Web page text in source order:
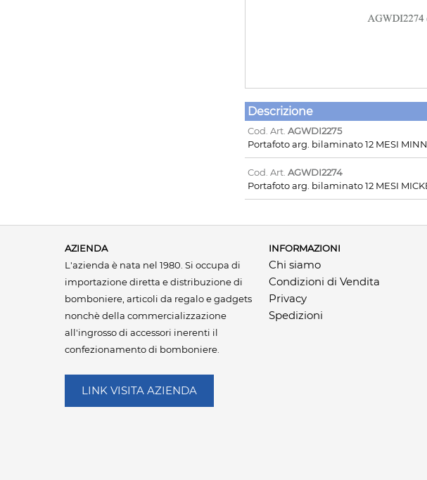
Descrizione
Cod. Art. AGWDI2275
Portafoto arg. bilaminato 12 MESI
Cod. Art. AGWDI2274
Portafoto arg. bilaminato 12 MESI
AZIENDA
L'azienda è nata nel 1980. Si occupa di
importazione diretta e distribuzione di
bomboniere, articoli da regalo e gadgets
nonchè della commercializzazione
all'ingrosso di accessori inerenti il
confezionamento di bomboniere.
LINK VISITA AZIENDA
INFORMAZIONI
Chi siamo
Condizioni di Vendita
Privacy
Spedizioni